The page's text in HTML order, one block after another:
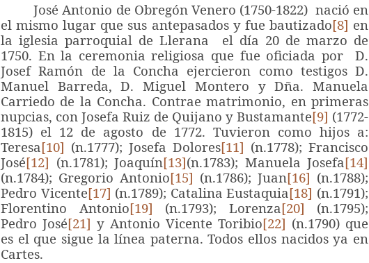
José Antonio de Obregón Venero (1750-1822) nació en
el mismo lugar que sus antepasados y fue bautizado[8] en
la iglesia parroquial de Llerana el día 20 de marzo de
1750. En la ceremonia religiosa que fue oficiada por D.
Josef Ramón de la Concha ejercieron como testigos D.
Manuel Barreda, D. Miguel Montero y Dña. Manuela
Carriedo de la Concha. Contrae matrimonio, en primeras
nupcias, con Josefa Ruiz de Quijano y Bustamante[9] (1772-
1815) el 12 de agosto de 1772. Tuvieron como hijos a:
Teresa[10] (n.1777); Josefa Dolores[11] (n.1778); Francisco
José[12] (n.1781); Joaquín[13](n.1783); Manuela Josefa[14]
(n.1784); Gregorio Antonio[15] (n.1786); Juan[16] (n.1788);
Pedro Vicente[17] (n.1789); Catalina Eustaquia[18] (n.1791);
Florentino Antonio[19] (n.1793); Lorenza[20] (n.1795);
Pedro José[21] y Antonio Vicente Toribio[22] (n.1790) que
es el que sigue la línea paterna. Todos ellos nacidos ya en
Cartes.